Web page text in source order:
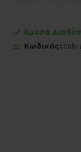
Άμεσα
Κωδικός: cub-